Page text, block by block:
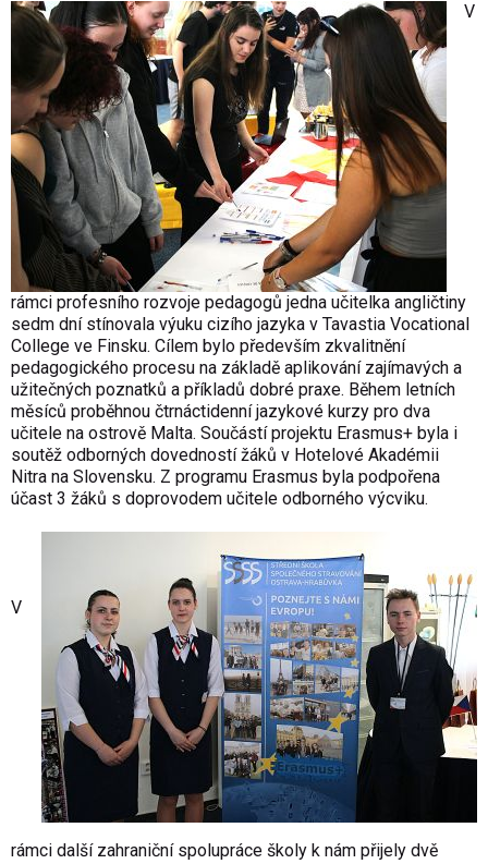
V
rámci profesního rozvoje pedagogů jedna učitelka angličtiny
sedm dní stínovala výuku cizího jazyka v Tavastia Vocational
College ve Finsku. Cílem bylo především zkvalitnění
pedagogického procesu na základě aplikování zajímavých a
užitečných poznatků a příkladů dobré praxe. Během letních
měsíců proběhnou čtrnáctidenní jazykové kurzy pro dva
učitele na ostrově Malta. Součástí projektu Erasmus+ byla i
soutěž odborných dovedností žáků v Hotelové Akadémii
Nitra na Slovensku. Z programu Erasmus byla podpořena
účast 3 žáků s doprovodem učitele odborného výcviku.
V
rámci další zahraniční spolupráce školy k nám přijely dvě